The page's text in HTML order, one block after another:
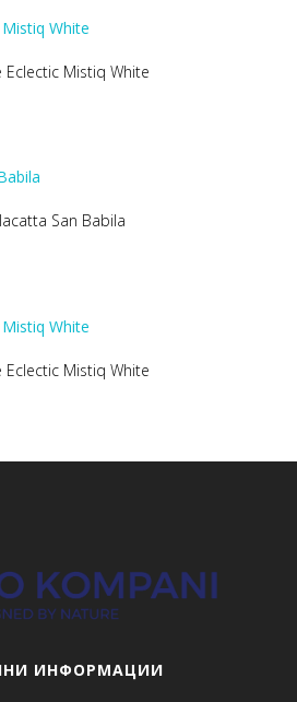
Eclectic Mistiq White
San Babila
Eclectic Mistiq White
ИНФОРМАЦИИ